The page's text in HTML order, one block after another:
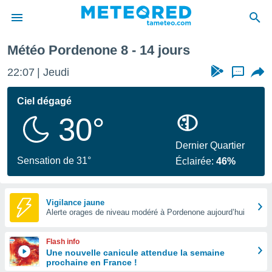
de
Météo Pordenone 8 - 14 jours
22:07 Jeudi ...
Ciel dégagé
30°
Sensation de 31°
Dernier Quartier
Éclairée:46%
Vigilance jaune
Alerte orages de niveau modéré à Pordenone aujourd’hui
Flash info
Une nouvelle canicule attendue la semaine
prochaine en France !